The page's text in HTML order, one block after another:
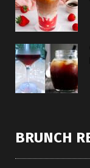
BRUNCH